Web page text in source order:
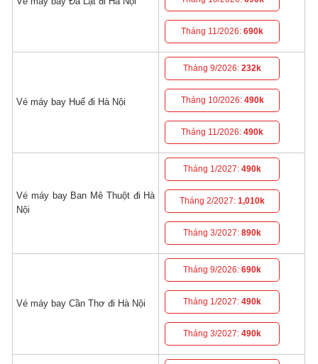
Tháng 11/2026:690k
Vé máy bay Huế đi Hà Nội
Tháng 9/2026:232k
Tháng 10/2026: 490k
Tháng 11/2026:490k
Vé máy bay Ban Mê Thuột đi Hà
Nội
Tháng 1/2027:490k
Tháng 2/2027:1,010k
Tháng 3/2027:890k
Vé máy bay Cần Thơ đi Hà Nội
Tháng 9/2026:690k
Tháng 1/2027:490k
Tháng 3/2027:490k